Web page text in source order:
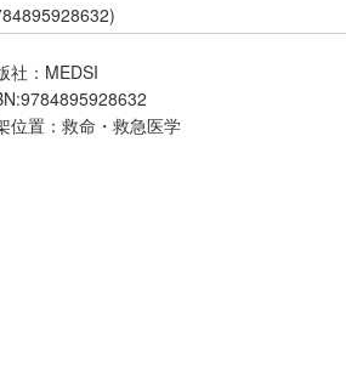
社：MEDSI
位置：救命・救急医学